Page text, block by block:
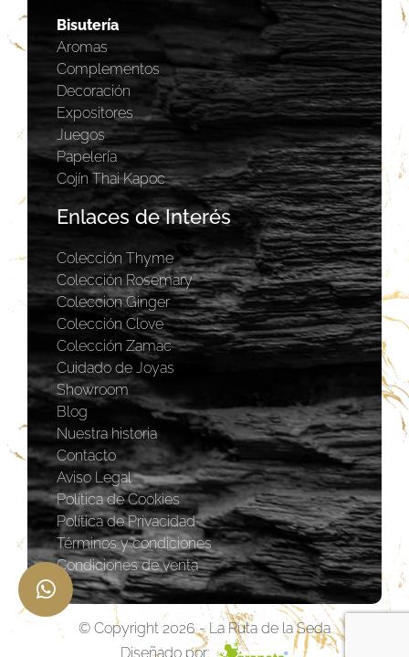
Bisutería
Aromas
Complementos
Decoración
Expositores
Juegos
Papelería
Cojín Thai Kapoc
Enlaces de Interés
Colección Thyme
Colección Rosemary
Coleccion Ginger
Colección Clove
Colección Zamac
Cuidado de Joyas
Showroom
Blog
Nuestra historia
Contacto
Aviso Legal
Política de Cookies
Política de Privacidad
Términos y condiciones
Condiciones de venta
© Copyright 2026 - La Ruta de la Seda
Diseñado por: